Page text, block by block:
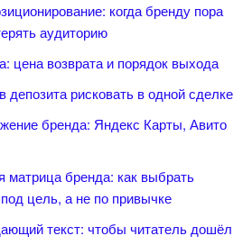
когда бренду пора
аудиторию
цена возврата и порядок выхода
депозита рисковать в одной сделке
бренда: Яндекс Карты, Авито
матрица бренда: как выбрать
цель, а не по привычке
текст: чтобы читатель дошёл